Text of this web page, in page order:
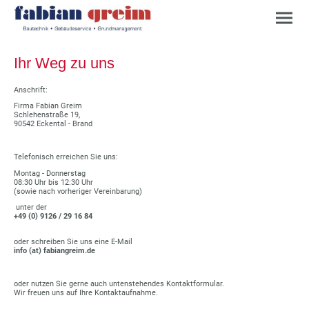
Ihr Weg zu uns
Anschrift:
Firma Fabian Greim
Schlehenstraße 19,
90542 Eckental - Brand
Telefonisch erreichen Sie uns:
Montag - Donnerstag
08:30 Uhr bis 12:30 Uhr
(sowie nach vorheriger Vereinbarung)
unter der
+49 (0) 9126 / 29 16 84
oder schreiben Sie uns eine E-Mail
info (at) fabiangreim.de
oder nutzen Sie gerne auch untenstehendes Kontaktformular.
Wir freuen uns auf Ihre Kontaktaufnahme.